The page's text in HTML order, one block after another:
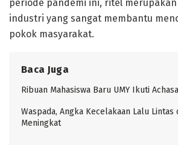
periode pandemi ini, ritel
industri yang sangat membantu
pokok masyarakat.
Baca Juga
Ribuan Mahasiswa Baru UMY Ikuti
Waspada, Angka Kecelakaan Lalu Lintas
Meningkat